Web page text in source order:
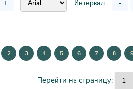
+ Интервал: -
2 3 4 5 6 7 8 9
Перейти на страницу: